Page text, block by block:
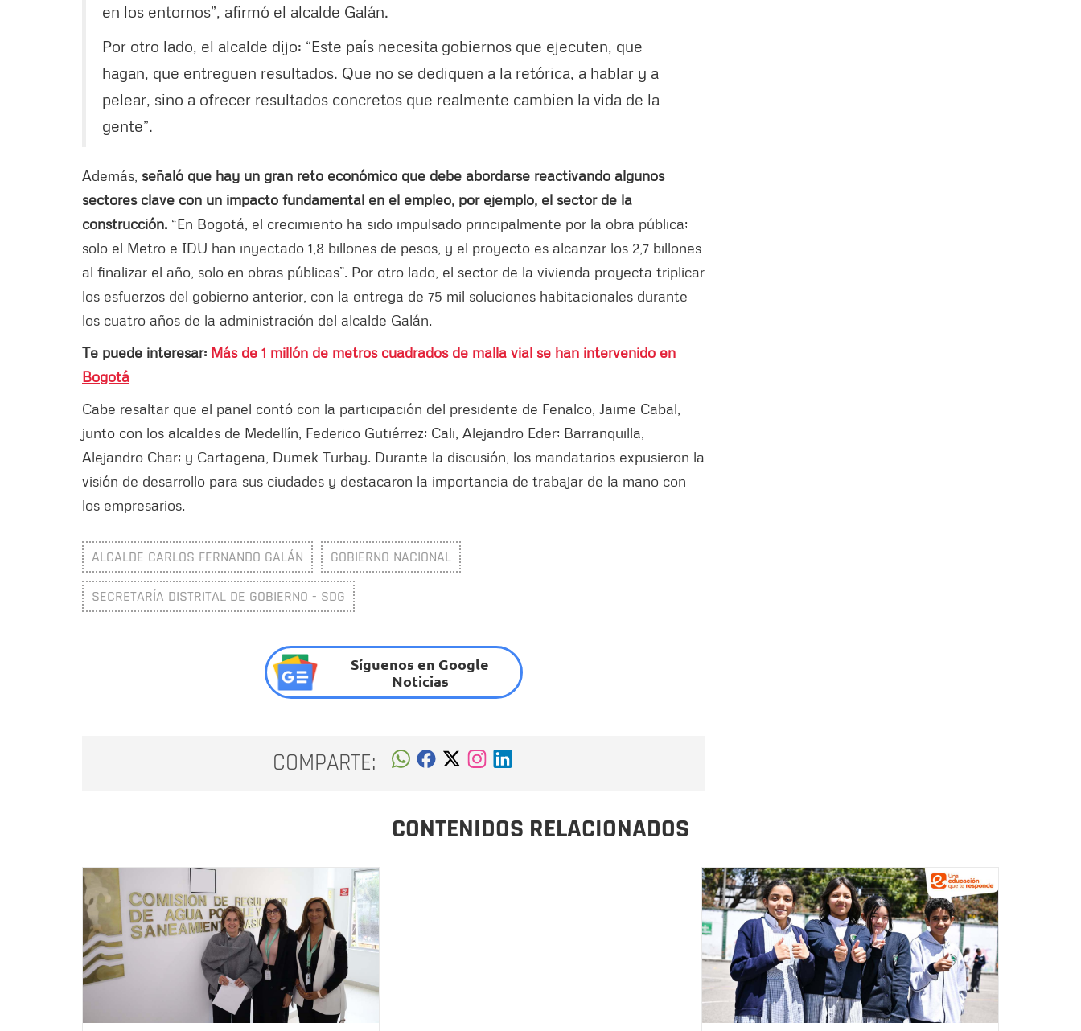
en los entornos”, afirmó el alcalde Galán.
Por otro lado, el alcalde dijo: “Este país necesita gobiernos que ejecuten, que
hagan, que entreguen resultados. Que no se dediquen a la retórica, a hablar y a
pelear, sino a ofrecer resultados concretos que realmente cambien la vida de la
gente”.
Además, señaló que hay un gran reto económico que debe abordarse reactivando algunos
sectores clave con un impacto fundamental en el empleo, por ejemplo, el sector de la
construcción. “En Bogotá, el crecimiento ha sido impulsado principalmente por la obra pública;
solo el Metro e IDU han inyectado 1,8 billones de pesos, y el proyecto es alcanzar los 2,7 billones
al finalizar el año, solo en obras públicas”. Por otro lado, el sector de la vivienda proyecta triplicar
los esfuerzos del gobierno anterior, con la entrega de 75 mil soluciones habitacionales durante
los cuatro años de la administración del alcalde Galán.
Te puede interesar: Más de 1 millón de metros cuadrados de malla vial se han intervenido en
Bogotá
Cabe resaltar que el panel contó con la participación del presidente de Fenalco, Jaime Cabal,
junto con los alcaldes de Medellín, Federico Gutiérrez; Cali, Alejandro Eder; Barranquilla,
Alejandro Char; y Cartagena, Dumek Turbay. Durante la discusión, los mandatarios expusieron la
visión de desarrollo para sus ciudades y destacaron la importancia de trabajar de la mano con
los empresarios.
ALCALDE CARLOS FERNANDO GALÁN GOBIERNO NACIONAL
SECRETARÍA DISTRITAL DE GOBIERNO - SDG
Síguenos en Google
Noticias
COMPARTE:
CONTENIDOS RELACIONADOS